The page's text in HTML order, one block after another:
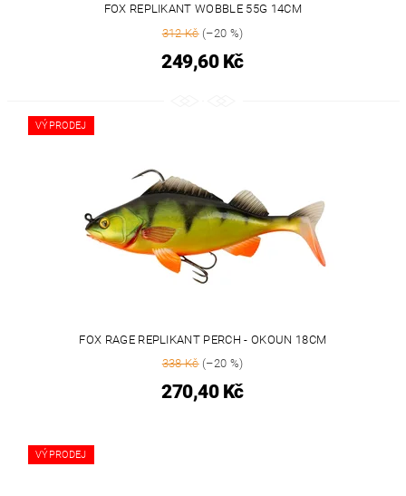
FOX REPLIKANT WOBBLE 55G 14CM
312 Kč(–20 %)
249,60 Kč
VÝPRODEJ
FOX RAGE REPLIKANT PERCH - OKOUN 18CM
338 Kč(–20 %)
270,40 Kč
VÝPRODEJ